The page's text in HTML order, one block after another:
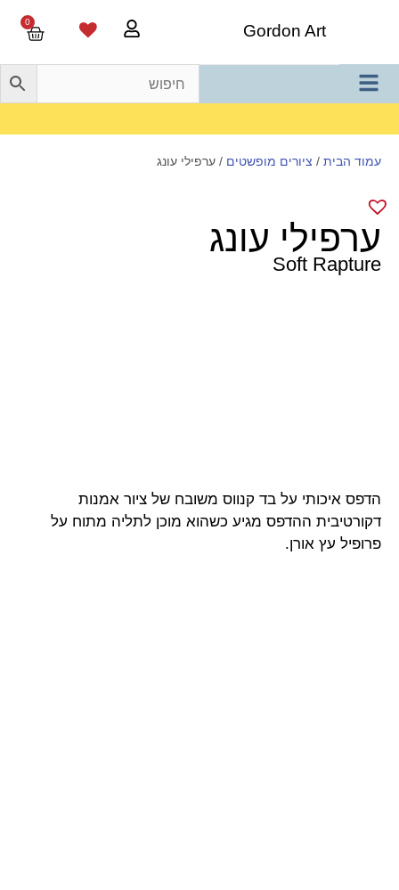
Gordon Art
0
עמוד הבית / ציורים מופשטים / ערפילי עונג
ערפילי עונג
Soft Rapture
הדפס איכותי על בד קנווס משובח של ציור אמנות
דקורטיבית ההדפס מגיע כשהוא מוכן לתליה מתוח על
פרופיל עץ אורן.